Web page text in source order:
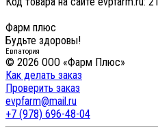
Фарм плюс
Будьте здоровы!
Евпатория
© 2026 ООО «Фарм Плюс»
Как делать заказ
Проверить заказ
evpfarm@mail.ru
+7 (978) 696-48-04